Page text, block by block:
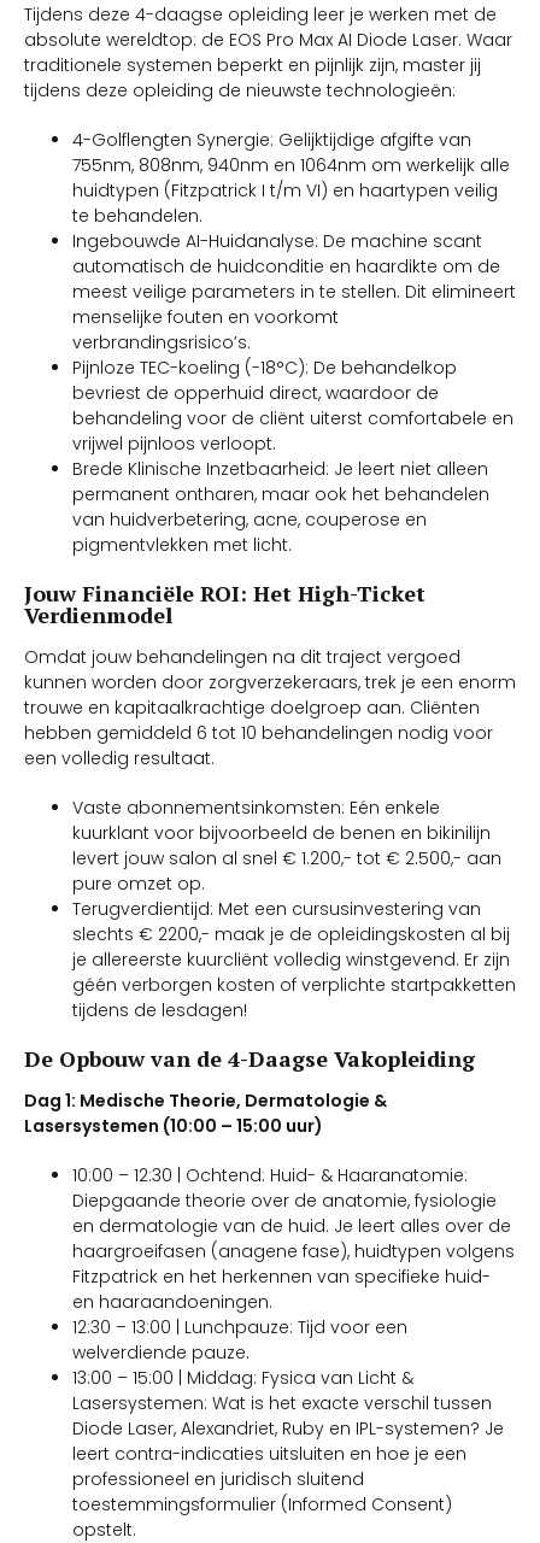
Tijdens deze 4-daagse opleiding leer je werken met de
absolute wereldtop: de EOS Pro Max AI Diode Laser. Waar
traditionele systemen beperkt en pijnlijk zijn, master jij
tijdens deze opleiding de nieuwste technologieën:
4-Golflengten Synergie: Gelijktijdige afgifte van
755nm, 808nm, 940nm en 1064nm om werkelijk alle
huidtypen (Fitzpatrick I t/m VI) en haartypen veilig
te behandelen.
Ingebouwde AI-Huidanalyse: De machine scant
automatisch de huidconditie en haardikte om de
meest veilige parameters in te stellen. Dit elimineert
menselijke fouten en voorkomt
verbrandingsrisico’s.
Pijnloze TEC-koeling (-18°C): De behandelkop
bevriest de opperhuid direct, waardoor de
behandeling voor de cliënt uiterst comfortabele en
vrijwel pijnloos verloopt.
Brede Klinische Inzetbaarheid: Je leert niet alleen
permanent ontharen, maar ook het behandelen
van huidverbetering, acne, couperose en
pigmentvlekken met licht.
Jouw Financiële ROI: Het High-Ticket
Verdienmodel
Omdat jouw behandelingen na dit traject vergoed
kunnen worden door zorgverzekeraars, trek je een enorm
trouwe en kapitaalkrachtige doelgroep aan. Cliënten
hebben gemiddeld 6 tot 10 behandelingen nodig voor
een volledig resultaat.
Vaste abonnementsinkomsten: Eén enkele
kuurklant voor bijvoorbeeld de benen en bikinilijn
levert jouw salon al snel € 1.200,- tot € 2.500,- aan
pure omzet op.
Terugverdientijd: Met een cursusinvestering van
slechts € 2200,- maak je de opleidingskosten al bij
je allereerste kuurcliënt volledig winstgevend. Er zijn
géén verborgen kosten of verplichte startpakketten
tijdens de lesdagen!
De Opbouw van de 4-Daagse Vakopleiding
Dag 1: Medische Theorie, Dermatologie &
Lasersystemen (10:00 – 15:00 uur)
10:00 – 12:30 | Ochtend: Huid- & Haaranatomie:
Diepgaande theorie over de anatomie, fysiologie
en dermatologie van de huid. Je leert alles over de
haargroeifasen (anagene fase), huidtypen volgens
Fitzpatrick en het herkennen van specifieke huid-
en haaraandoeningen.
12:30 – 13:00 | Lunchpauze: Tijd voor een
welverdiende pauze.
13:00 – 15:00 | Middag: Fysica van Licht &
Lasersystemen: Wat is het exacte verschil tussen
Diode Laser, Alexandriet, Ruby en IPL-systemen? Je
leert contra-indicaties uitsluiten en hoe je een
professioneel en juridisch sluitend
toestemmingsformulier (Informed Consent)
opstelt.